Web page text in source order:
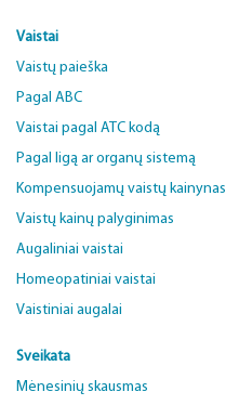
Vaistai
Vaistų paieška
Pagal ABC
Vaistai pagal ATC kodą
Pagal ligą ar organų sistemą
Kompensuojamų vaistų kainynas
Vaistų kainų palyginimas
Augaliniai vaistai
Homeopatiniai vaistai
Vaistiniai augalai
Sveikata
Mėnesinių skausmas